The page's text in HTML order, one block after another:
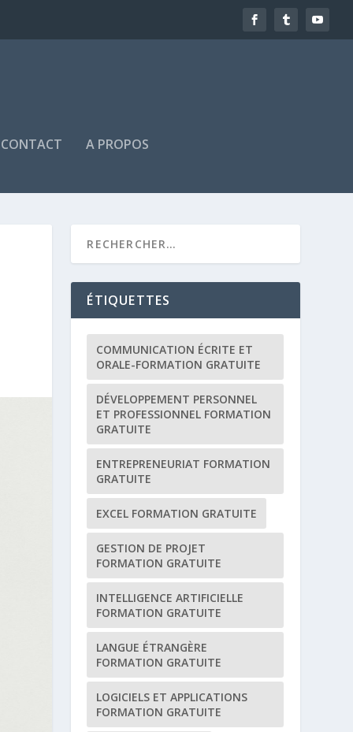
CONTACT A PROPOS
ÉTIQUETTES
COMMUNICATION ÉCRITE ET
ORALE-FORMATION GRATUITE
DÉVELOPPEMENT PERSONNEL
ET PROFESSIONNEL FORMATION
GRATUITE
ENTREPRENEURIAT FORMATION
GRATUITE
EXCEL FORMATION GRATUITE
GESTION DE PROJET
FORMATION GRATUITE
INTELLIGENCE ARTIFICIELLE
FORMATION GRATUITE
LANGUE ÉTRANGÈRE
FORMATION GRATUITE
LOGICIELS ET APPLICATIONS
FORMATION GRATUITE